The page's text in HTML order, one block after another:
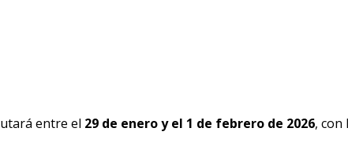
entre el 29 de enero y el 1 de febrero de 2026, con